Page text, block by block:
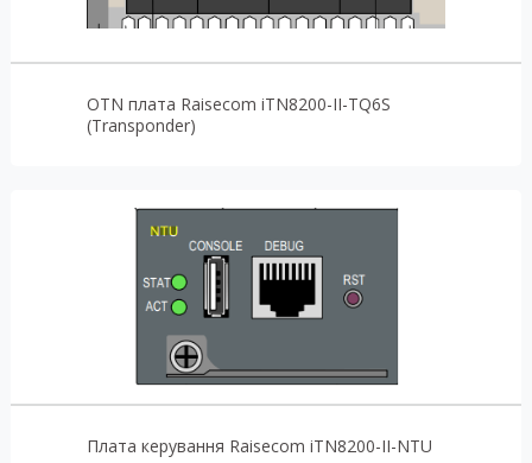
OTN плата Raisecom iTN8200-II-TQ6S
(Transponder)
Плата керування Raisecom iTN8200-II-NTU